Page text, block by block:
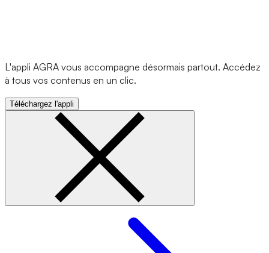
L'appli AGRA vous accompagne désormais partout. Accédez
à tous vos contenus en un clic.
Téléchargez l'appli